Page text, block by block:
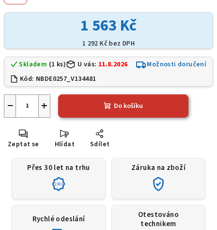
1 563 Kč
1 292 Kč bez DPH
Skladem (1 ks) U vás: 11.8.2026
Možnosti doručení
Kód: NBDE0257_V134481
+
− Do košíku
Zeptat se Hlídat Sdílet
Přes 30 let na trhu
1991
Záruka na zboží
Rychlé odeslání
Otestováno
technikem